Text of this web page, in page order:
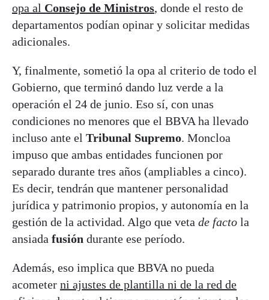
opa al Consejo de Ministros, donde el resto de
departamentos podían opinar y solicitar medidas
adicionales.
Y, finalmente, sometió la opa al criterio de todo el
Gobierno, que terminó dando luz verde a la
operación el 24 de junio. Eso sí, con unas
condiciones no menores que el BBVA ha llevado
incluso ante el Tribunal Supremo. Moncloa
impuso que ambas entidades funcionen por
separado durante tres años (ampliables a cinco).
Es decir, tendrán que mantener personalidad
jurídica y patrimonio propios, y autonomía en la
gestión de la actividad. Algo que veta de facto la
ansiada fusión durante ese período.
Además, eso implica que BBVA no pueda
acometer ni ajustes de plantilla ni de la red de